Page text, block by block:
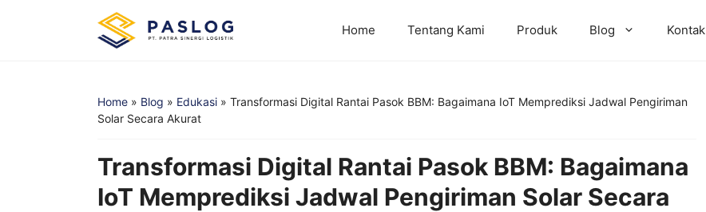
Home Tentang Kami Produk Blog Kontak
Home » Blog » Edukasi » Transformasi Digital Rantai Pasok BBM: Bagaimana IoT Memprediksi Jadwal Pengiriman
Solar Secara Akurat
Transformasi Digital Rantai Pasok BBM: Bagaimana
IoT Memprediksi Jadwal Pengiriman Solar Secara